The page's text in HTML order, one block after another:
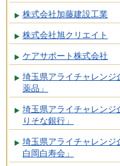
株式会社加藤建設工業
株式会社旭クリエイト
ケアサポート株式会社
埼玉県アライチャレン
薬品」
埼玉県アライチャレンジ
りそな銀行」
埼玉県アライチャレンジ
白岡白寿会」